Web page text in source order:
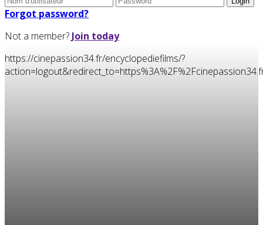
Forgot password?
Not a member? Join today
https://cinepassion34.fr/encyclopediefilms/?